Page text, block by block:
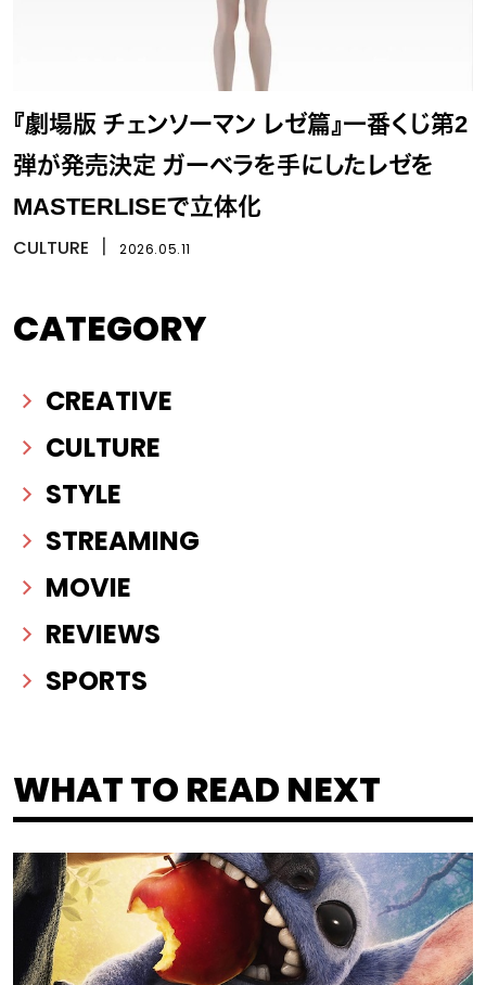
『劇場版 チェンソーマン レゼ篇』一番くじ第2
弾が発売決定 ガーベラを手にしたレゼを
MASTERLISEで立体化
CULTURE 2026.05.11
CATEGORY
CREATIVE
CULTURE
STYLE
STREAMING
MOVIE
REVIEWS
SPORTS
WHAT TO READ NEXT